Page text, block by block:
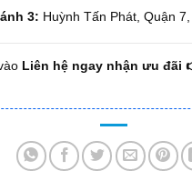
3: Huỳnh Tấn Phát, Quận
Liên hệ ngay nhận ưu đãi